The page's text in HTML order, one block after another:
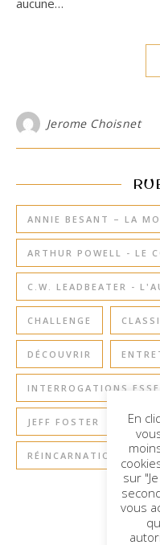
aucune…
Jerome Choisnet
ANNIE BESANT – LA
ARTHUR POWELL - LE
C.W. LEADBEATER -
CHALLENGE
DÉCOUVRIR
INTERROGATIONS
JEFF FOSTER
RÉINCARNATION
En
sur
vous